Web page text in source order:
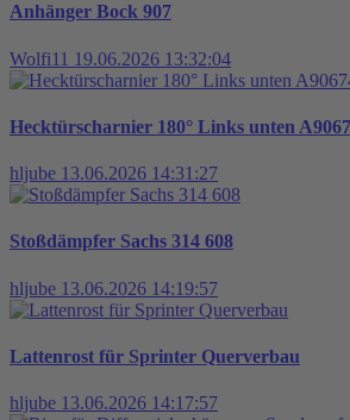
Anhänger Bock 907
Wolfi11 19.06.2026 13:32:04
Hecktürscharnier 180° Links unten
hljube 13.06.2026 14:31:27
Stoßdämpfer Sachs 314 608
hljube 13.06.2026 14:19:57
Lattenrost für Sprinter Querverbau
hljube 13.06.2026 14:17:57